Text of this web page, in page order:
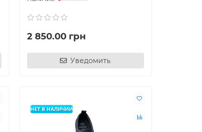
2 850.00 грн
Уведомить
НЕТ В НАЛИЧИИ